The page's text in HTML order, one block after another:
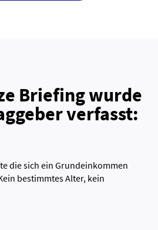
Briefing wurde
verfasst:
die sich ein Grundeinkommen
bestimmtes Alter, kein